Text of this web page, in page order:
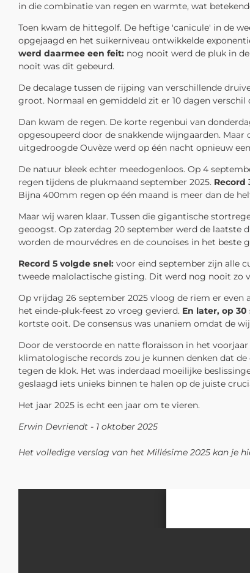
in die combinatie van regen en warmte, wat
Toen kwam de hittegolf. De heftige 'canicule' in de
opgejaagd en het suikerniveau ontwikkelde
werd daarmee een feit: nog nooit werd de pluk in
nooit was dit gebeurd.
De decalage tussen de rijping van verschillende
groot. Normaal en gemiddeld zit er 10 dagen
Dan kwam de regen. De korte regenbui van
opgesoupeerd door de snakkende wijngaarden.
uitgedroogde Ouvèze werd op één nacht opnieuw
De natuur bleek echter meedogenloos. Op 4
regen tijdens de plukmaand september 2025. Record
Bijna 400mm regen op één maand is meer dan de
Maar wij waren klaar. Tussen die gigantische
geoogst. Op zaterdag 20 september werd de laatste
worden de mourvédres en de counoises in het beste
Record 5 volgde snel: voor eind september zijn alle
tweede malolactische gisting. Dit werd nog nooit zo
Op vrijdag 26 september 2025 vloog de riem er
het einde-pluk-feest zo vroeg gevierd. En later, op
kortste ooit. De consensus was unaniem omdat de
Door de verstoorde en natte floraisson in het
klimatologische records zou je kunnen denken dat
tegen de klok. Het was inderdaad moeilijke
geslaagd iets unieks binnen te halen op de juiste
Het jaar 2025 is echt een jaar om te vieren.
Erwin Devriendt - 1 oktober 2025
Het volledige verslag van het Millésime 2025 kan je